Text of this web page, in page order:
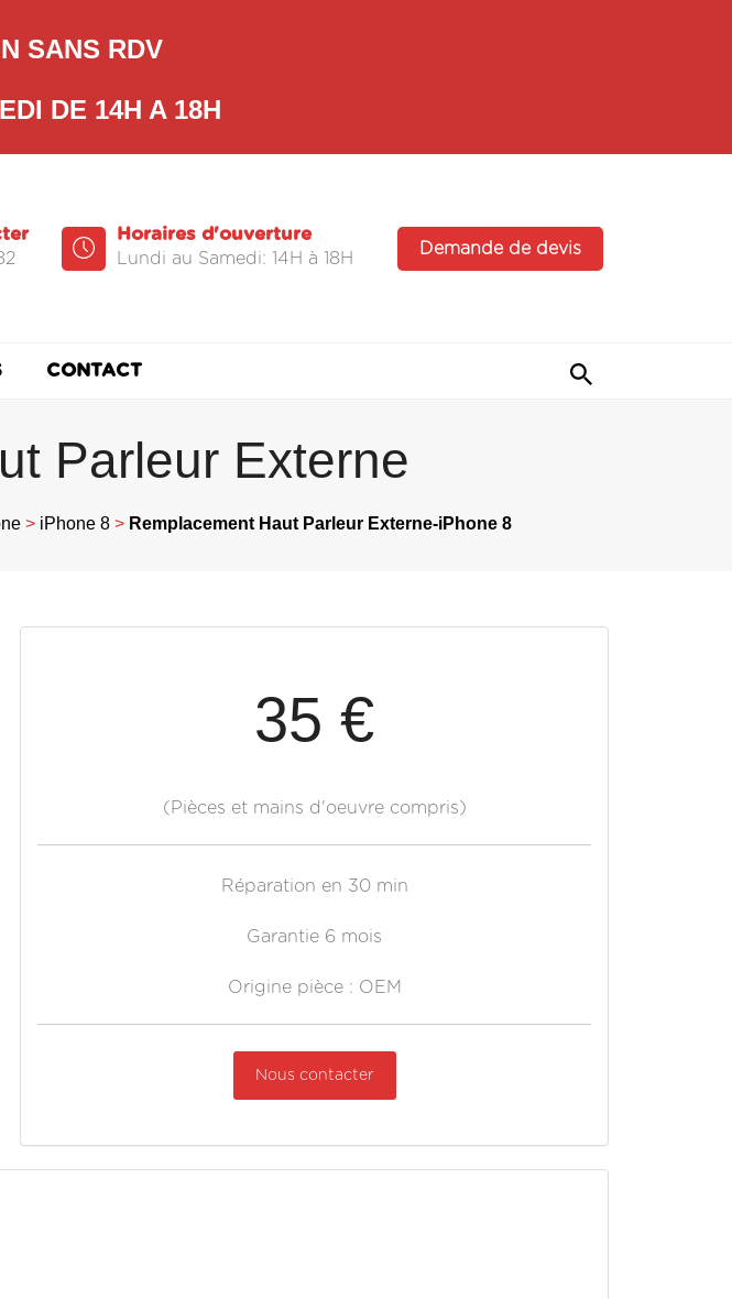
SANS RDV
DE 14H A 18H
Demande de devis
Horaires d'ouverture
Lundi au Samedi: 14H à 18H
CONTACT
Parleur Externe
> iPhone 8 > Remplacement Haut Parleur Externe-iPhone 8
35 €
(Pièces et mains d'oeuvre compris)
Réparation en 30 min
Garantie 6 mois
Origine pièce : OEM
Nous contacter